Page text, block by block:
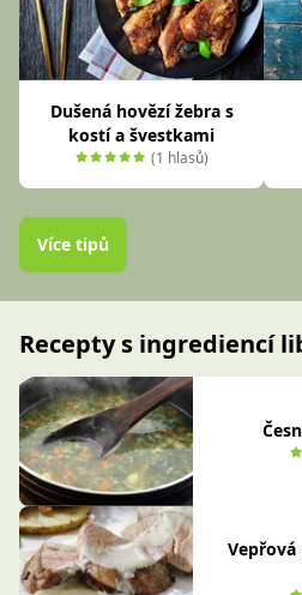
Dušená hovězí žebra s
kostí a švestkami
(1 hlasů)
Více tipů
Recepty s ingrediencí